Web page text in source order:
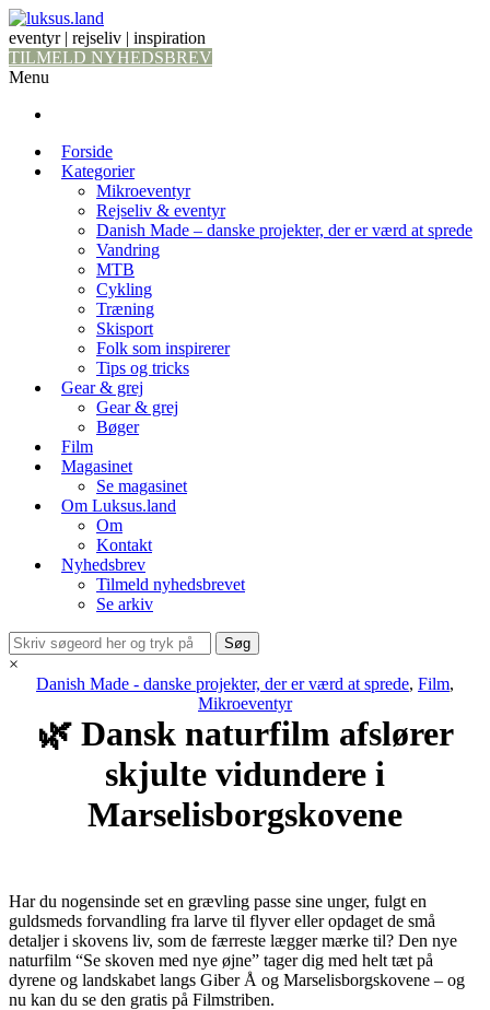
eventyr | rejseliv | inspiration
TILMELD NYHEDSBREV
Menu
Forside
Kategorier
Mikroeventyr
Rejseliv & eventyr
Danish Made – danske projekter, der er værd at sprede
Vandring
MTB
Cykling
Træning
Skisport
Folk som inspirerer
Tips og tricks
Gear & grej
Gear & grej
Bøger
Film
Magasinet
Se magasinet
Om Luksus.land
Om
Kontakt
Nyhedsbrev
Tilmeld nyhedsbrevet
Se arkiv
×
Danish Made - danske projekter, der er værd at sprede, Film,
Mikroeventyr
🌿 Dansk naturfilm afslører
skjulte vidundere i
Marselisborgskovene
Har du nogensinde set en grævling passe sine unger, fulgt en
guldsmeds forvandling fra larve til flyver eller opdaget de små
detaljer i skovens liv, som de færreste lægger mærke til? Den nye
naturfilm “Se skoven med nye øjne” tager dig med helt tæt på
dyrene og landskabet langs Giber Å og Marselisborgskovene – og
nu kan du se den gratis på Filmstriben.